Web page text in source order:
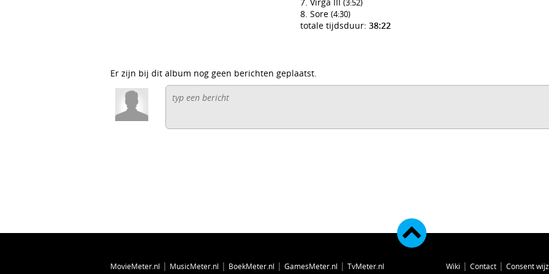
(3:52)
Sore (4:30)
totale tijdsduur: 38:22
Er zijn bij dit album nog geen berichten geplaatst.
MovieMeter.nl | MusicMeter.nl | BoekMeter.nl | GamesMeter.nl | TvMeter.nl Wiki | Contact | Consent